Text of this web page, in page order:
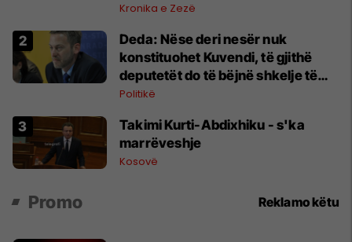
Ferizajt
Kronika e Zezë
Deda: Nëse deri nesër nuk
konstituohet Kuvendi, të gjithë
deputetët do të bëjnë shkelje të
rëndë kushtetuese
Politikë
Takimi Kurti-Abdixhiku - s'ka
marrëveshje
Kosovë
Promo Reklamo këtu